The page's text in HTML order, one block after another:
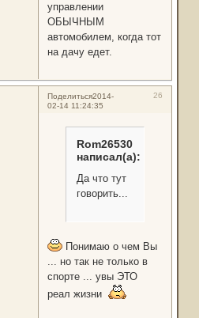
управлении
ОБЫЧНЫМ
автомобилем, когда тот
на дачу едет.
Поделиться 26
2014-
02-14 11:24:35
Rom26530
написал(а):
Да что тут
говорить...
Понимаю о чем Вы
... но так не только в
спорте ... увы ЭТО
реал жизни